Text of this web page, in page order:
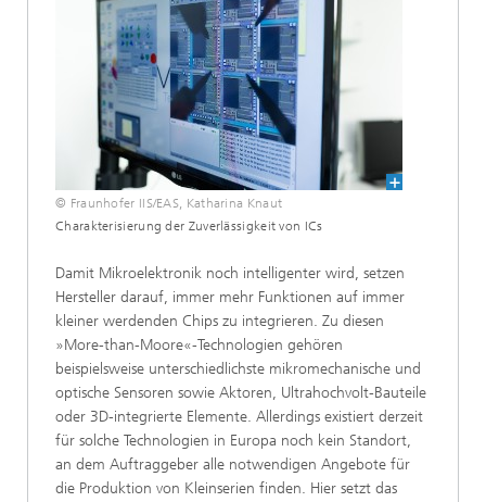
© Fraunhofer IIS/EAS, Katharina Knaut
Charakterisierung der Zuverlässigkeit von ICs
Damit Mikroelektronik noch intelligenter wird, setzen
Hersteller darauf, immer mehr Funktionen auf immer
kleiner werdenden Chips zu integrieren. Zu diesen
»More-than-Moore«-Technologien gehören
beispielsweise unterschiedlichste mikromechanische und
optische Sensoren sowie Aktoren, Ultrahochvolt-Bauteile
oder 3D-integrierte Elemente. Allerdings existiert derzeit
für solche Technologien in Europa noch kein Standort,
an dem Auftraggeber alle notwendigen Angebote für
die Produktion von Kleinserien finden. Hier setzt das